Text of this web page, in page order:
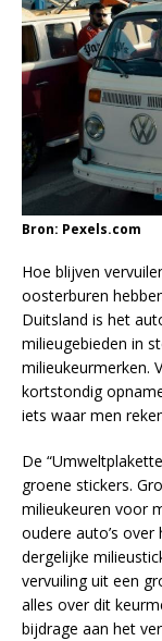
Bron: Pexels.com
Hoe blijven
oosterburen
Duitsland is het
milieugebieden in
milieukeurmerken.
kortstondig
iets waar men
De
groene stickers.
milieukeuren voor
oudere auto’s
dergelijke
vervuiling uit een
alles over dit
bijdrage aan het